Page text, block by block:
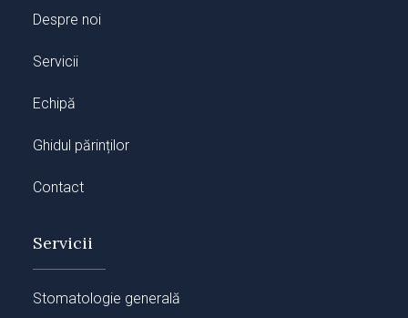
Despre noi
Servicii
Echipă
Ghidul părinților
Contact
Servicii
Stomatologie generală